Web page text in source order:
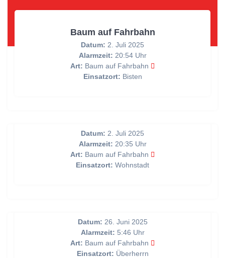
Baum auf Fahrbahn
Datum: 2. Juli 2025
Alarmzeit: 20:54 Uhr
Art: Baum auf Fahrbahn
Einsatzort: Bisten
Datum: 2. Juli 2025
Alarmzeit: 20:35 Uhr
Art: Baum auf Fahrbahn
Einsatzort: Wohnstadt
Datum: 26. Juni 2025
Alarmzeit: 5:46 Uhr
Art: Baum auf Fahrbahn
Einsatzort: Überherrn